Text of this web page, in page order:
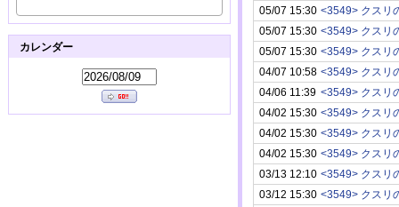
05/07 15:30
05/07 15:30
05/07 15:30
04/07 10:58
04/06 11:39
04/02 15:30
04/02 15:30
04/02 15:30
03/13 12:10
03/12 15:30
カレンダー